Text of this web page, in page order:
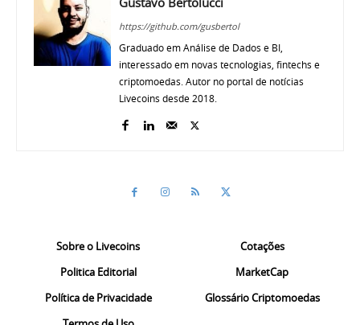
https://github.com/gusbertol
Graduado em Análise de Dados e BI,
interessado em novas tecnologias, fintechs e
criptomoedas. Autor no portal de notícias
Livecoins desde 2018.
Sobre o Livecoins
Politica Editorial
Política de Privacidade
Cotações
MarketCap
Glossário Criptomoedas